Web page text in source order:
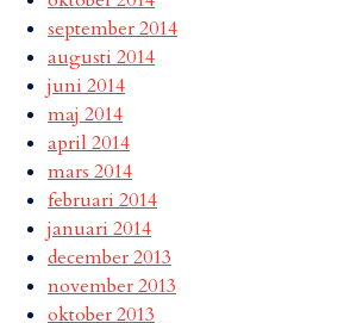
september 2014
augusti 2014
juni 2014
maj 2014
april 2014
mars 2014
februari 2014
januari 2014
december 2013
november 2013
oktober 2013